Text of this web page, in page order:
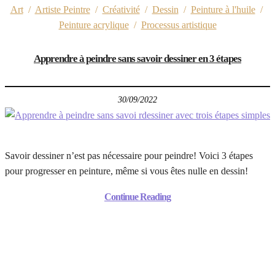
Art/ Artiste Peintre/ Créativité/ Dessin / Peinture à l'huile/
Peinture acrylique/ Processus artistique
Apprendre à peindre sans savoir dessiner en 3 étapes
30/09/2022
Savoir dessiner n’est pas nécessaire pour peindre! Voici 3 étapes
pour progresser en peinture, même si vous êtes nulle en dessin!
Continue Reading